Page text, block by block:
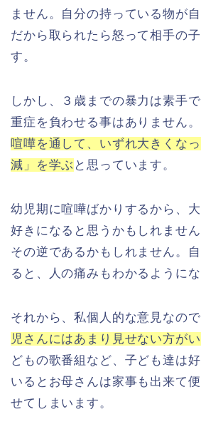
ません。自分の持っている物が
だから取られたら怒って相手の
す。
しかし、３歳までの暴力は素手
重症を負わせる事はありません
喧嘩を通して、いずれ大きくな
減」を学ぶ と思っています。
幼児期に喧嘩ばかりするから、
好きになると思うかもしれませ
その逆であるかもしれません。
ると、人の痛みもわかるようにな
それから、私個人的な意見なので
児さんにはあまり見せない方が
どもの歌番組など、子ども達は
いるとお母さんは家事も出来て
せてしまいます。